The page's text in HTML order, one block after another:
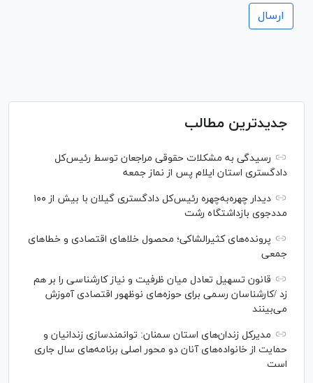
جدیدترین مطالب
رسیدگی به مشکلات حقوقی مراجعان توسط رئیس‌کل
دادگستری استان ایلام پس از نماز جمعه
دیدار چهره‌به‌چهره رئیس‌کل دادگستری گیلان با بیش از ۱۰۰
مددجوی بازداشتگاه رشت
پرونده‌های کثیرالشاکی؛ محصول خلا‌های اقتصادی و خطا‌های
جمعی
قانون تسهیل تعادل میان ظرفیت و نیاز کارشناسی را بر هم
زد /کارشناسان رسمی برای حوزه‌های نوظهور اقتصادی آموزش
می‌بینند
مدیرکل زندان‌های استان سمنان: توانمندسازی زندانیان و
حمایت از خانواده‌های آنان دو محور اصلی برنامه‌های سال جاری
است